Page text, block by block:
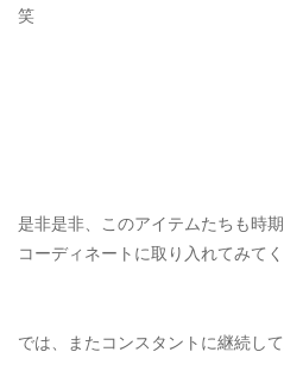
笑
是非是非、このアイテムたちも時
コーディネートに取り入れてみ
では、またコンスタントに継続し